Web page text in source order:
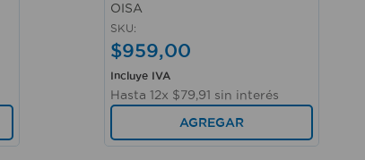
OISA
SKU:
$959,00
Incluye IVA
Hasta 12x $79,91 sin interés
AGREGAR